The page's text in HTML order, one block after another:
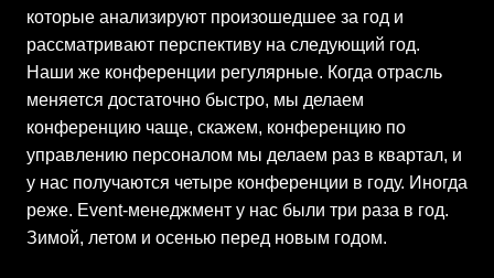
которые анализируют произошедшее за год и
рассматривают перспективу на следующий год.
Наши же конференции регулярные. Когда отрасль
меняется достаточно быстро, мы делаем
конференцию чаще, скажем, конференцию по
управлению персоналом мы делаем раз в квартал, и
у нас получаются четыре конференции в году. Иногда
реже. Event-менеджмент у нас были три раза в год.
Зимой, летом и осенью перед новым годом.